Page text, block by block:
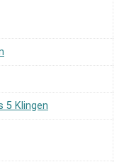
5 Klingen